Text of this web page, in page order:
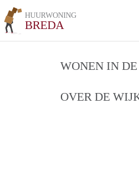
HUURWONING
BREDA
WONEN IN
OVER DE